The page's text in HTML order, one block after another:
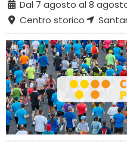
Dal 7 agosto al 8
Centro storico